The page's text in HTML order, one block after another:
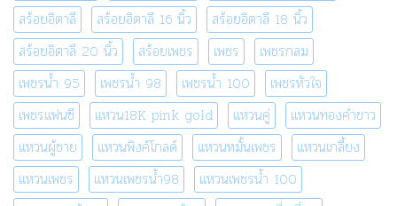
สร้อยอิตาลี
สร้อยอิตาลี 16 นิ้ว
สร้อยอิตาลี 18 นิ้ว
สร้อยอิตาลี 20 นิ้ว
สร้อยเพชร เพชร
เพชรกลม
เพชรน้ำ 95
เพชรน้ำ 98 เพชรน้ำ 100
เพชรหัวใจ
เพชรแฟนซี
แหวน18K pink gold แหวนคู่
แหวนทองคำขาว
แหวนผู้ชาย
แหวนพิงค์โกลด์ แหวนหมั้นเพชร
แหวนเกลี้ยง
แหวนเพชร
แหวนเพชรน้ำ98
แหวนเพชรน้ำ 100